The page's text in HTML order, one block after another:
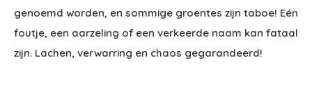
genoemd worden, en sommige groentes zijn taboe! Eén
foutje, een aarzeling of een verkeerde naam kan fataal
zijn. Lachen, verwarring en chaos gegarandeerd!